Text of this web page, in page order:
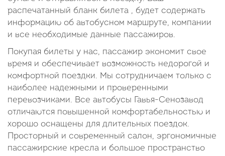
распечатанный бланк билета , будет содержать
информацию об автобусном маршруте, компании
и все необходимые данные пассажиров.
Покупая билеты у нас, пассажир экономит свое
время и обеспечивает возможность недорогой и
комфортной поездки. Мы сотрудничаем только с
наиболее надежными и проверенными
перевозчиками. Все автобусы Гавья-Сенозавод
отличаются повышенной комфортабельностью и
хорошо оснащены для длительных поездок.
Просторный и современный салон, эргономичные
пассажирские кресла и большое пространство